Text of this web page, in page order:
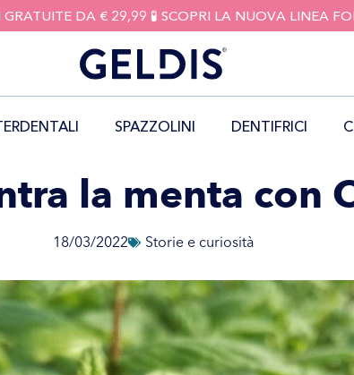
DA € 29,99 🧪 SCOPRI LA NUOVA LINEA
SPAZZOLINI DENTIFRICI
la menta con
18/03/2022 Storie e curiosità